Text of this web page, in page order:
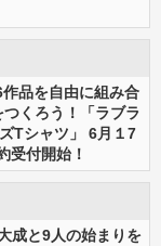
作品を自由に組み合
くろう！「ラブラ
Tシャツ」 6月１7
受付開始！
成と9人の始まりを